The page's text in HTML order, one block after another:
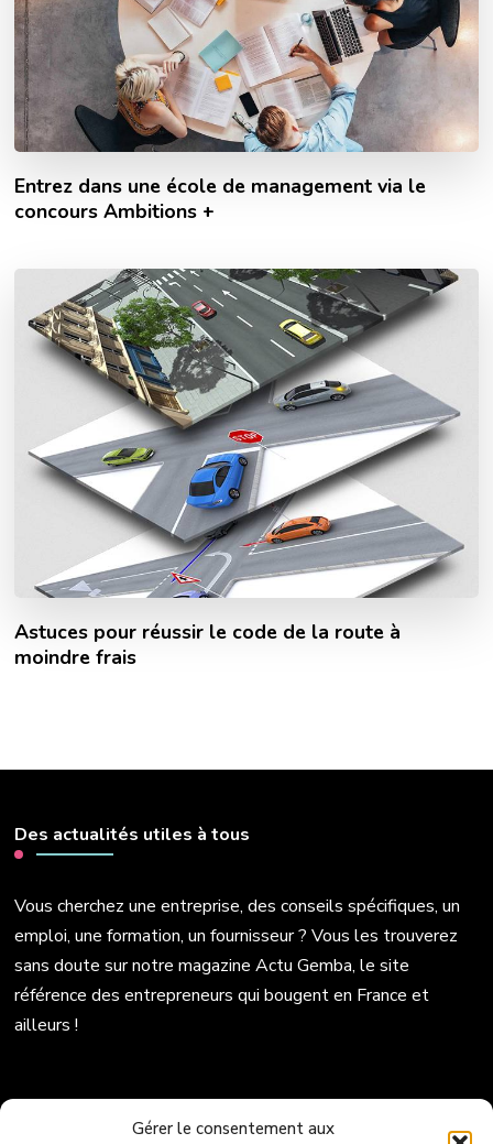
Gérer le consentement aux
Entrez dans une école de management via le
concours Ambitions +
Astuces pour réussir le code de la route à
moindre frais
Des actualités utiles à tous
Vous cherchez une entreprise, des conseils spécifiques, un
emploi, une formation, un fournisseur ? Vous les trouverez
sans doute sur notre magazine Actu Gemba, le site
référence des entrepreneurs qui bougent en France et
ailleurs !